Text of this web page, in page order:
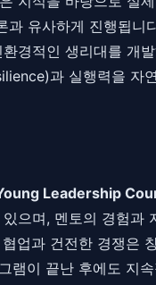
유사하게 진행됩니
경적인 생리대를
과 실행력을 자
Leadership
으며, 멘토의 경험
업과 건전한 경쟁은
이 끝난 후에도 지